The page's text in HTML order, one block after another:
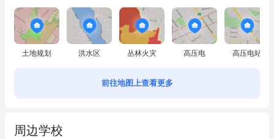
土地规划 洪水区 丛林火灾 高压电 高压电站
前往地图上查看更多
周边学校